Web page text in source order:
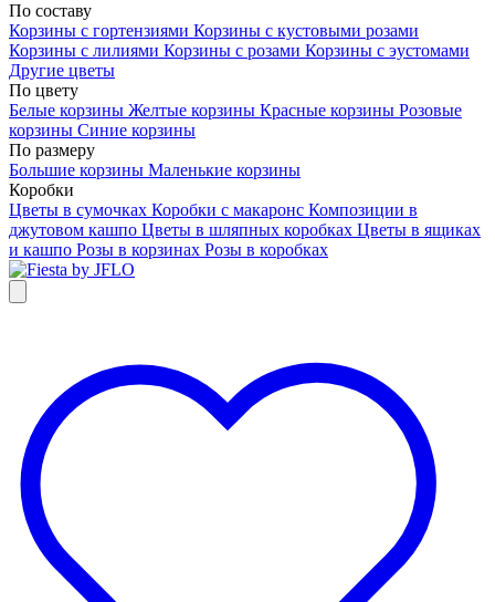
По составу
Корзины с гортензиями Корзины с кустовыми розами
Корзины с лилиями Корзины с розами Корзины с эустомами
Другие цветы
По цвету
Белые корзины Желтые корзины Красные корзины Розовые
корзины Синие корзины
По размеру
Большие корзины Маленькие корзины
Коробки
Цветы в сумочках Коробки с макаронс Композиции в
джутовом кашпо Цветы в шляпных коробках Цветы в ящиках
и кашпо Розы в корзинах Розы в коробках